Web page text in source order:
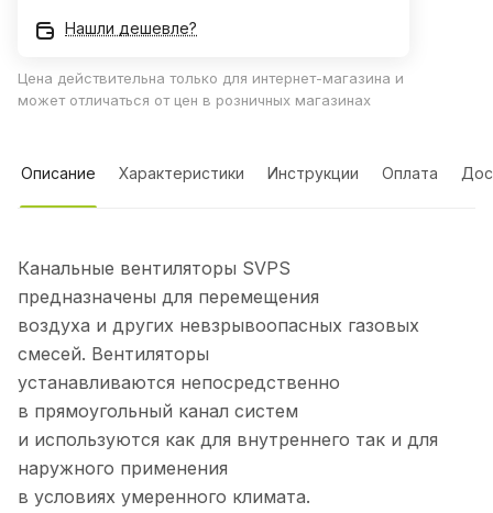
Нашли дешевле?
Цена действительна только для интернет-магазина и
может отличаться от цен в розничных магазинах
Описание Характеристики Инструкции Оплата
Канальные вентиляторы SVPS
предназначены для перемещения
воздуха и других невзрывоопасных газовых
смесей. Вентиляторы
устанавливаются непосредственно
в прямоугольный канал систем
и используются как для внутреннего так и для
наружного применения
в условиях умеренного климата.